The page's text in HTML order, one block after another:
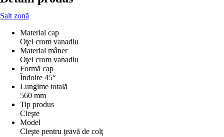
Salt zonă
Material cap
Oţel crom vanadiu
Material mâner
Oţel crom vanadiu
Formă cap
Îndoire 45°
Lungime totală
560 mm
Tip produs
Cleşte
Model
Cleşte pentru ţeavă de colţ